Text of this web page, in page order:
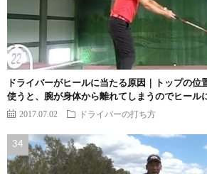
ドライバーがヒールに当たる原因｜トップの位
使うと、腕が身体から離れてしまうのでヒール
2017.07.02 ドライバーの打ち方